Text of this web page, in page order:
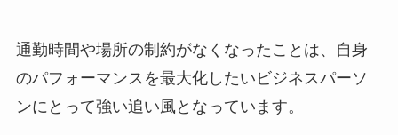
通勤時間や場所の制約がなくなったことは、自身
のパフォーマンスを最大化したいビジネスパーソ
ンにとって強い追い風となっています。